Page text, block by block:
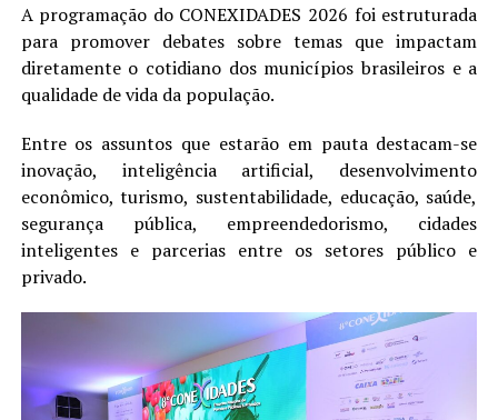
A programação do CONEXIDADES 2026 foi estruturada
para promover debates sobre temas que impactam
diretamente o cotidiano dos municípios brasileiros e a
qualidade de vida da população.
Entre os assuntos que estarão em pauta destacam-se
inovação, inteligência artificial, desenvolvimento
econômico, turismo, sustentabilidade, educação, saúde,
segurança pública, empreendedorismo, cidades
inteligentes e parcerias entre os setores público e
privado.